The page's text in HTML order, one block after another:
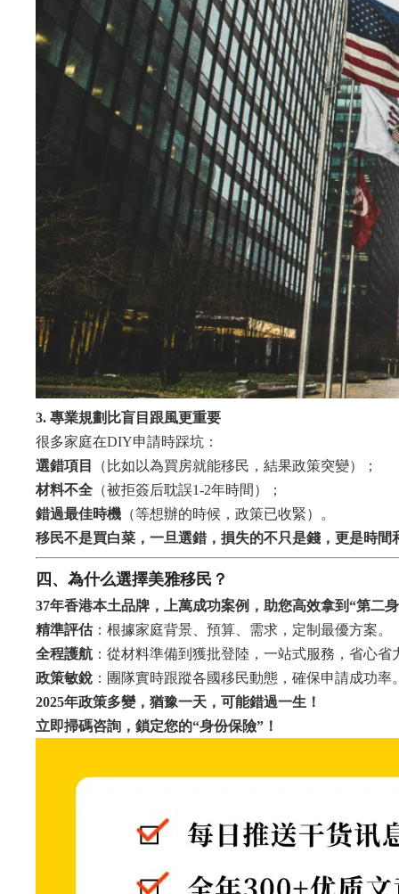
3. 專業規劃比盲目跟風更重要
很多家庭在DIY申請時踩坑：
選錯項目
（比如以為買房就能移民，結果政策突變）；
材料不全 （被拒簽后耽誤1-2年時間）；
錯過最佳時機 （等想辦的時候，政策已收緊）。
移民不是買白菜，一旦選錯，損失的不只是錢，更是時間
四、為什么選擇美雅移民？
37年香港本土品牌，上萬成功案例，助您高效拿到“第二
精準評估：根據家庭背景、預算、需求，定制最優方案。
全程護航 ：從材料準備到獲批登陸，一站式服務，省心省
政策敏銳 ：團隊實時跟蹤各國移民動態，確保申請成功率
2025年政策多變，猶豫一天，可能錯過一生！
立即掃碼咨詢，鎖定您的“身份保險”！